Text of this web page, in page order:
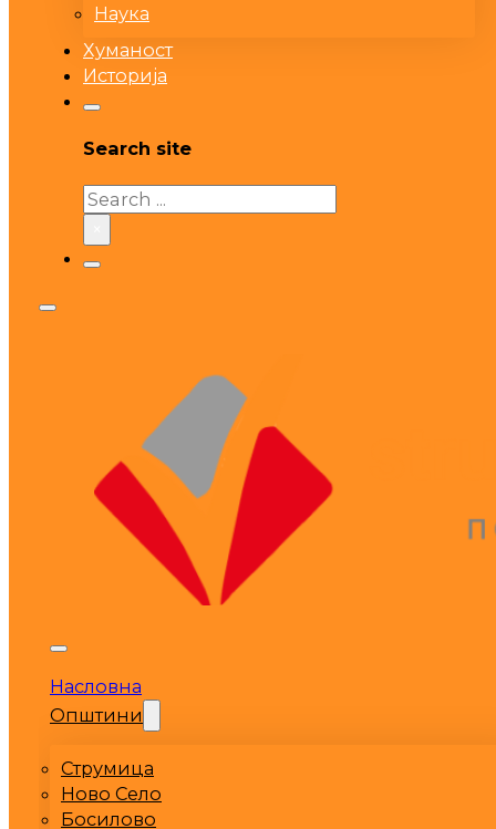
Наука
Хуманост
Историја
Search site
Search
Насловна
Општини
Струмица
Ново Село
Босилово